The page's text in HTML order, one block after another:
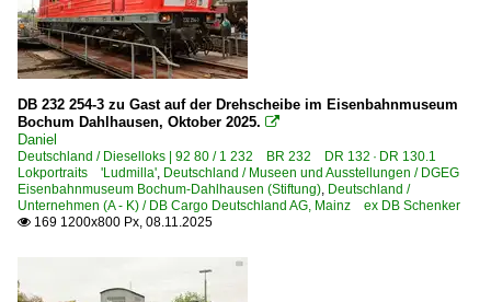
Ulm Hbf ·TQU R/F·
Wanne-Eickel Hbf
Wasungen
Wismar
Wuppertal Hbf ·KW·
Bahntechnische Anlagen und Kunstbauten
Brücken und Kreuzungsbauwerke
Formsignale
DB 232 254-3 zu Gast auf der Drehscheibe im Eisenbahnmuseum
Bochum Dahlhausen, Oktober 2025. 
Daniel
Deutschland / Dieselloks | 92 80 / 1 232 BR 232 DR 132 · DR 130.1
Lokportraits 'Ludmilla', Deutschland / Museen und Ausstellungen / DGEG
Eisenbahnmuseum Bochum-Dahlhausen (Stiftung), Deutschland /
Unternehmen (A - K) / DB Cargo Deutschland AG, Mainz ex DB Schenker
 169 1200x800 Px, 08.11.2025